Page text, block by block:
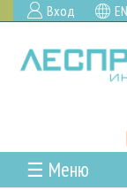
Вход EN
☰ Меню